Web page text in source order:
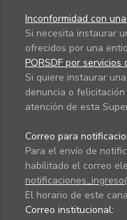
Inconformidad con
Si necesita instaurar
ofrecidos por una
PQRSDF por servicios
Si quiere instaurar
denuncia o
atención de esta
Correo para
Para el envío de
habilitado el correo
El horario de este
Correo institucional: